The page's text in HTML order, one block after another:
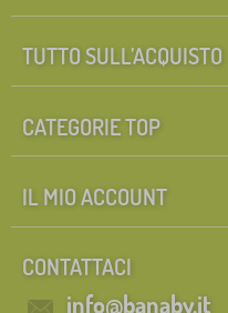
Jerry Fabrics
TUTTO SULL’ACQUISTO
CATEGORIE TOP
IL MIO ACCOUNT
CONTATTACI
info@banaby.it